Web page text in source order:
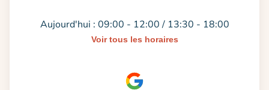
Aujourd'hui : 09:00 - 12:00 / 13:30 - 18:00
Voir tous les horaires